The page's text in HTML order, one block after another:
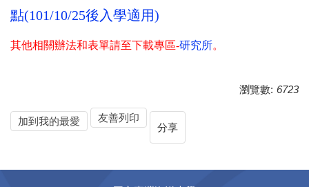
點(101/10/25後入學適用)
其他相關辦法和表單請至下載專區-研究所。
瀏覽數: 6723
加到我的最愛
友善列印
分享